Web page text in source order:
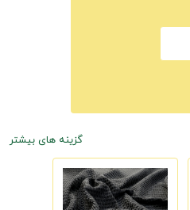
گزینه های بیشتر